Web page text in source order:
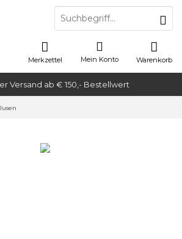
Versand ab € 150,- Bestellwert
Warenkorb
Merkzettel Mein Konto